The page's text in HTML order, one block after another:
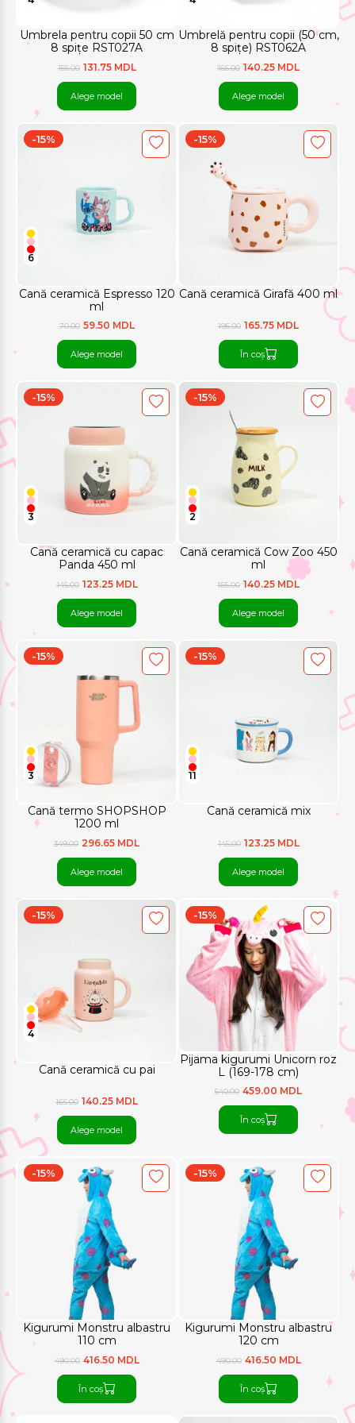
Umbrela pentru copii 50 cm
8 spițe RST027A
155.00 131.75 MDL
Alege model
Umbrelă pentru copii (50 cm,
8 spițe) RST062A
165.00 140.25 MDL
Alege model
Cană ceramică Espresso 120
ml
-15%
6
70.00 59.50 MDL
Alege model
Cană ceramică Girafă 400 ml
-15%
195.00 165.75 MDL
În coș
Cană ceramică cu capac
Panda 450 ml
-15%
3
145.00 123.25 MDL
Alege model
Cană ceramică Cow Zoo 450
ml
-15%
2
165.00 140.25 MDL
Alege model
Cană termo SHOPSHOP
1200 ml
-15%
3
349.00 296.65 MDL
Alege model
Cană ceramică mix
-15%
11
145.00 123.25 MDL
Alege model
Cană ceramică cu pai
-15%
4
165.00 140.25 MDL
Alege model
Pijama kigurumi Unicorn roz
L (169-178 cm)
-15%
540.00 459.00 MDL
În coș
Kigurumi Monstru albastru
110 cm
-15%
490.00 416.50 MDL
În coș
Kigurumi Monstru albastru
120 cm
-15%
490.00 416.50 MDL
În coș